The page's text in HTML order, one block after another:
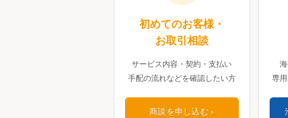
初めてのお客様・
お取引相談
サービス内容・契約・支払い
手配の流れなどを確認したい方
商談を申し込む
専